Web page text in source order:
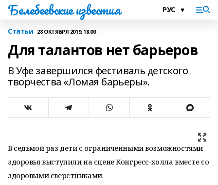
Белебеевские известия
Статьи 28 ОКТЯБРЯ 2019, 18:00
Для талантов нет барьеров
В Уфе завершился фестиваль детского
творчества «Ломая барьеры».
В седьмой раз дети с ограниченными возможностями
здоровья выступили на сцене Конгресс-холла вместе со
здоровыми сверстниками.